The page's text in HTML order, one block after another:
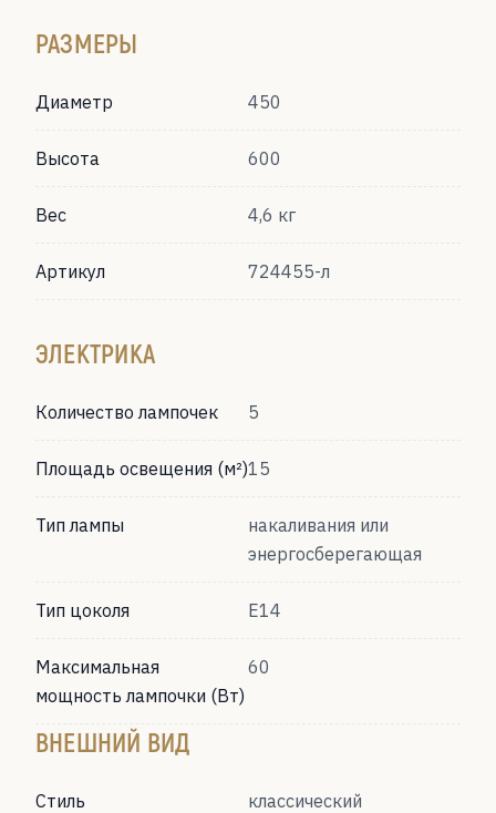
РАЗМЕРЫ
Диаметр 450
Высота 600
Вес 4,6 кг
Артикул 724455-л
ЭЛЕКТРИКА
Количество лампочек 5
Площадь освещения (м²)15
Тип лампы
накаливания или
энергосберегающая
Тип цоколя Е14
Максимальная
мощность лампочки (Вт)
60
ВНЕШНИЙ ВИД
Стиль классический